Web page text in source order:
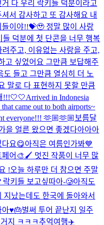
다 우리 락키들 덕분이라고
서 감사하고 또 감사해요 내
이야!!💝🥹 정말 많이 사랑
들 덕분에 첫 단콘을 너무 행복
주고, 이유없는 사랑을 주고,
고 싶었어요 그만큼 보답해주
도 들고 그만큼 열심히 더 노
말로 다 표현하지 못할 만큼
!!!🤍🤍Arrived in Indonesia
came out to both airports~
everyone!!! 🫶🏼🫶🏼 보름달
을 얼른 왔으면 좋겠다아아아
다요😋아직은 여름인가봐💙
페어🎨🖌️ 멋진 작품이 너무 많
!오늘 하루만 더 참으면 주말
락키들 보고싶따아-🥲아직도
지났는데도 한국에 돌아와서
아♥️🎂벌써 투어 끝난지 일주
지 ㅋㅋㅋ추억여행✈️